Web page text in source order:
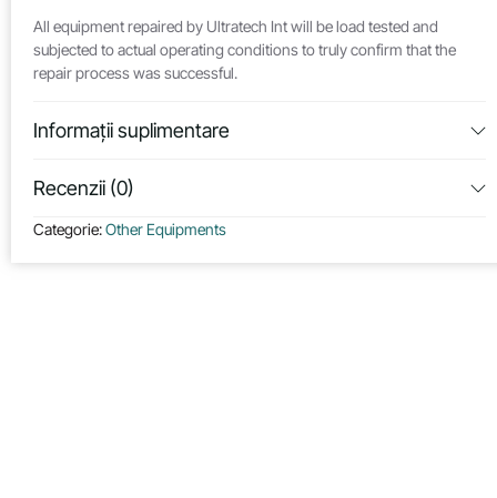
All equipment repaired by Ultratech Int will be load tested and
subjected to actual operating conditions to truly confirm that the
repair process was successful.
Informații suplimentare
Recenzii (0)
Categorie:Other Equipments